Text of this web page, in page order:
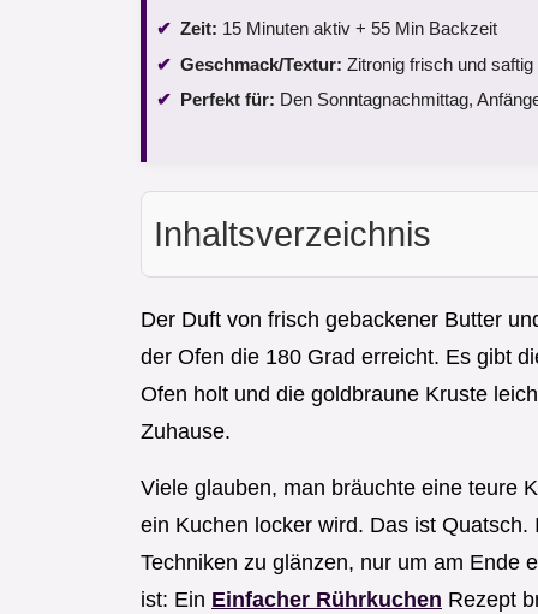
Zeit: 15 Minuten aktiv + 55 Min Backzeit
Geschmack/Textur: Zitronig frisch und saftig
Perfekt für: Den Sonntagnachmittag,
Inhaltsverzeichnis
Der Duft von frisch gebackener Butter
der Ofen die 180 Grad erreicht. Es gibt
Ofen holt und die goldbraune Kruste
Zuhause.
Viele glauben, man bräuchte eine teure
ein Kuchen locker wird. Das ist
Techniken zu glänzen, nur um am Ende
ist: Ein Einfacher Rührkuchen Rezept